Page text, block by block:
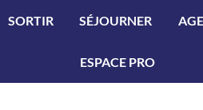
SORTIR SÉJOURNER
ESPACE PRO